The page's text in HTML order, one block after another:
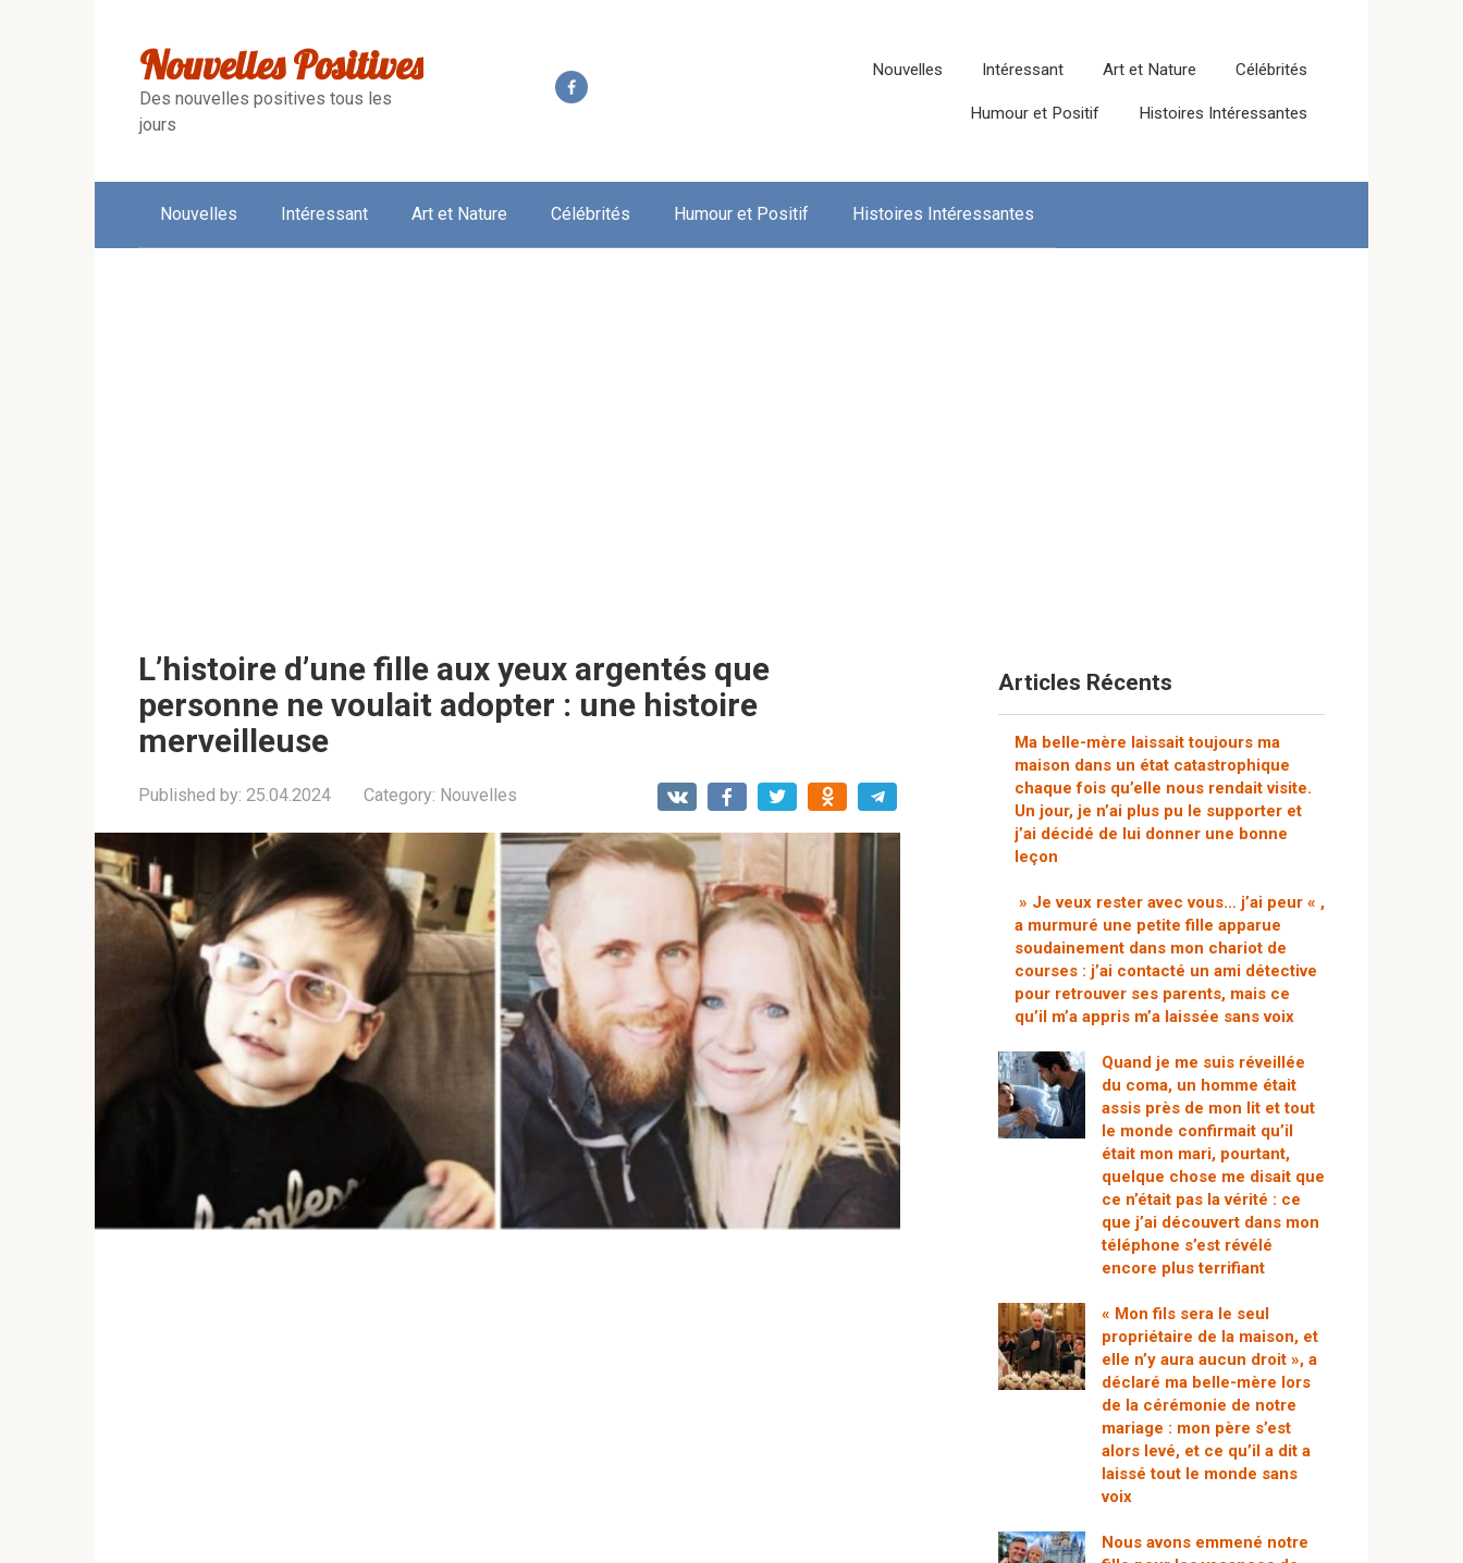
Nouvelles Positives
Des nouvelles positives tous les
jours
Nouvelles Intéressant Art et Nature Célébrités
Humour et Positif Histoires Intéressantes
Nouvelles Intéressant Art et Nature Célébrités Humour et Positif Histoires Intéressantes
L’histoire d’une fille aux yeux argentés que
personne ne voulait adopter : une histoire
merveilleuse
Published by: 25.04.2024 Category: Nouvelles
Articles Récents
Ma belle-mère laissait toujours ma
maison dans un état catastrophique
chaque fois qu’elle nous rendait visite.
Un jour, je n’ai plus pu le supporter et
j’ai décidé de lui donner une bonne
leçon
» Je veux rester avec vous… j’ai peur « ,
a murmuré une petite fille apparue
soudainement dans mon chariot de
courses : j’ai contacté un ami détective
pour retrouver ses parents, mais ce
qu’il m’a appris m’a laissée sans voix
Quand je me suis réveillée
du coma, un homme était
assis près de mon lit et tout
le monde confirmait qu’il
était mon mari, pourtant,
quelque chose me disait que
ce n’était pas la vérité : ce
que j’ai découvert dans mon
téléphone s’est révélé
encore plus terrifiant
« Mon fils sera le seul
propriétaire de la maison, et
elle n’y aura aucun droit », a
déclaré ma belle-mère lors
de la cérémonie de notre
mariage : mon père s’est
alors levé, et ce qu’il a dit a
laissé tout le monde sans
voix
Nous avons emmené notre